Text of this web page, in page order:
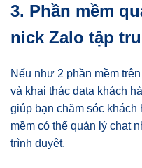
3. Phần mềm
nick Zalo tập
Nếu như 2 phần mềm
và khai thác data khách
giúp bạn chăm sóc
mềm có thể quản lý chat
trình duyệt.